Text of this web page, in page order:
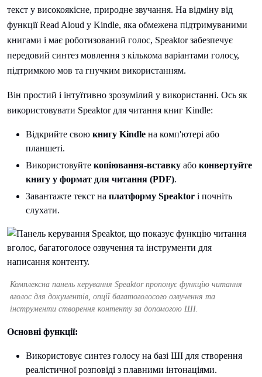
текст у високоякісне, природне звучання. На відміну від
функції Read Aloud у Kindle, яка обмежена підтримуваними
книгами і має роботизований голос, Speaktor забезпечує
передовий синтез мовлення з кількома варіантами голосу,
підтримкою мов та гнучким використанням.
Він простий і інтуїтивно зрозумілий у використанні. Ось як
використовувати Speaktor для читання книг Kindle:
Відкрийте свою книгу Kindle на комп'ютері або
планшеті.
Використовуйте копіювання-вставку або конвертуйте
книгу у формат для читання (PDF).
Завантажте текст на платформу Speaktor і почніть
слухати.
Комплексна панель керування Speaktor пропонує функцію читання
вголос для документів, опції багатоголосого озвучення та
інструменти створення контенту за допомогою ШІ.
Основні функції:
Використовує синтез голосу на базі ШІ для створення
реалістичної розповіді з плавними інтонаціями.